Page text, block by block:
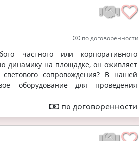
по договоренности
частного или корпоративного
динамику на площадке, он оживляет
сопровождения? В нашей
оборудование для проведения
по договоренности